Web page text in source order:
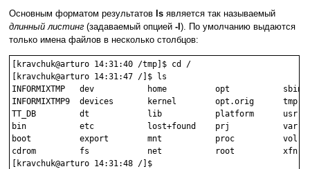
Основным форматом результатов ls является так называемый
длинный листинг (задаваемый опцией -l ). По умолчанию выдаются
только имена файлов в несколько столбцов:
[kravchuk@arturo 14:31:40 /tmp]$ cd /
[kravchuk@arturo 14:31:47 /]$ ls
INFORMIXTMP   dev           home          opt           sbin
INFORMIXTMP9  devices       kernel        opt.orig      tmp
TT_DB         dt            lib           platform      usr
bin           etc           lost+found    prj           var
boot          export        mnt           proc          vol
cdrom         fs            net           root          xfn